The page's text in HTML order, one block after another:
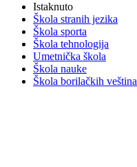
Istaknuto
Škola stranih jezika
Škola sporta
Škola tehnologija
Umetnička škola
Škola nauke
Škola borilačkih veština